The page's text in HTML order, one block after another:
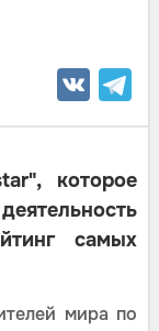
которое
самых
мира по